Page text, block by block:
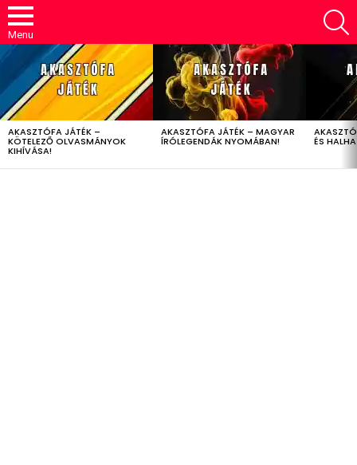
Menu
LATEST
STORIES
AKASZTÓFA JÁTÉK –
KÖTELEZŐ OLVASMÁNYOK
KIHÍVÁSA!
AKASZTÓFA JÁTÉK – MAGYAR
ÍRÓLEGENDÁK NYOMÁBAN! ÉS